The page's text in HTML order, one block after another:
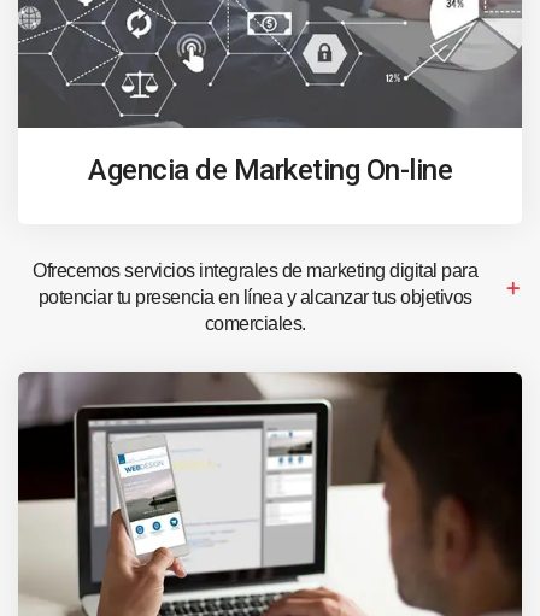
Agencia de Marketing On-line
Ofrecemos servicios integrales de marketing digital para
potenciar tu presencia en línea y alcanzar tus objetivos
comerciales.